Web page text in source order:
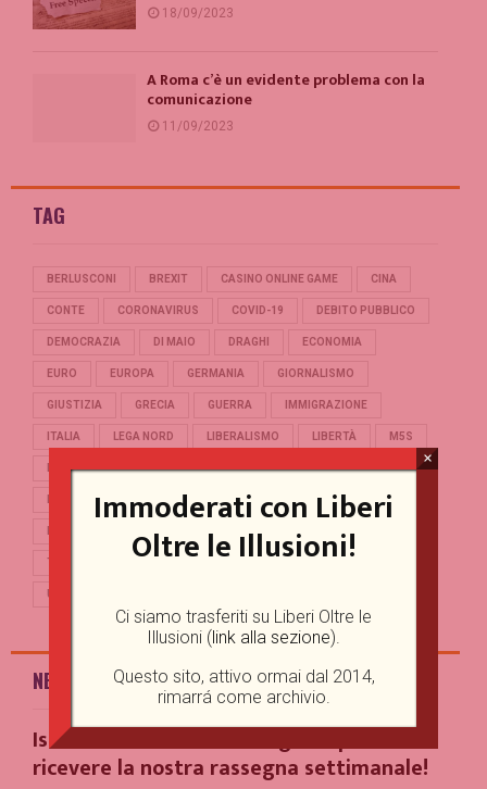
18/09/2023
A Roma c’è un evidente problema con la
comunicazione
11/09/2023
TAG
BERLUSCONI BREXIT CASINO ONLINE GAME CINA
CONTE CORONAVIRUS COVID-19 DEBITO PUBBLICO
DEMOCRAZIA DI MAIO DRAGHI ECONOMIA
EURO EUROPA GERMANIA GIORNALISMO
GIUSTIZIA GRECIA GUERRA IMMIGRAZIONE
ITALIA LEGA NORD LIBERALISMO LIBERTÀ M5S
MERKEL OCCIDENTE PD POLITICA POPULISMO
REFERENDUM RENZI REPUBBLICA
SALVINI SCUOLA STORIA TERRORISMO
TRUMP
UNIONE EUROPEA
NEWSLETTER
Iscriviti alla nostra Mailing List per
ricevere la nostra rassegna settimanale!
Immoderati con Liberi
Oltre le Illusioni!
Ci siamo trasferiti su Liberi Oltre le
Illusioni (link alla sezione).
Questo sito, attivo ormai dal 2014,
rimarrá come archivio.
×